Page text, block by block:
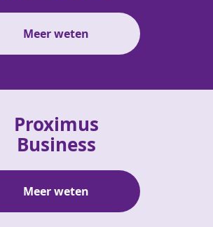
Meer weten
Proximus
Business
Meer weten